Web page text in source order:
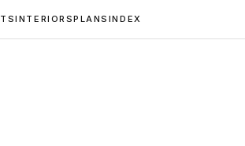
INTERIORSPLANS INDEX